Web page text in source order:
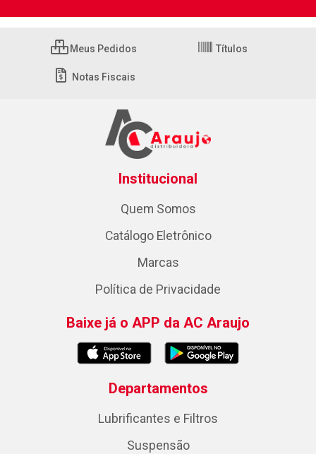
Meus Pedidos Títulos
Notas Fiscais
Institucional
Quem Somos
Catálogo Eletrônico
Marcas
Política de Privacidade
Baixe já o APP da AC Araujo
Departamentos
Lubrificantes e Filtros
Suspensão